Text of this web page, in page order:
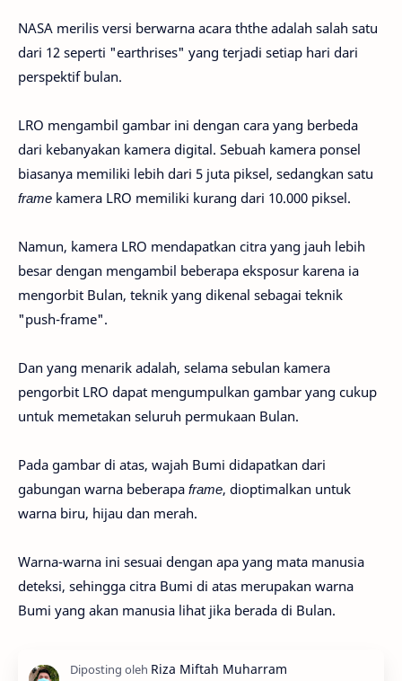
NASA merilis versi berwarna acara ththe adalah salah satu
dari 12 seperti "earthrises" yang terjadi setiap hari dari
perspektif bulan.
LRO mengambil gambar ini dengan cara yang berbeda
dari kebanyakan kamera digital. Sebuah kamera ponsel
biasanya memiliki lebih dari 5 juta piksel, sedangkan satu
frame kamera LRO memiliki kurang dari 10.000 piksel.
Namun, kamera LRO mendapatkan citra yang jauh lebih
besar dengan mengambil beberapa eksposur karena ia
mengorbit Bulan, teknik yang dikenal sebagai teknik
"push-frame".
Dan yang menarik adalah, selama sebulan kamera
pengorbit LRO dapat mengumpulkan gambar yang cukup
untuk memetakan seluruh permukaan Bulan.
Pada gambar di atas, wajah Bumi didapatkan dari
gabungan warna beberapa frame, dioptimalkan untuk
warna biru, hijau dan merah.
Warna-warna ini sesuai dengan apa yang mata manusia
deteksi, sehingga citra Bumi di atas merupakan warna
Bumi yang akan manusia lihat jika berada di Bulan.